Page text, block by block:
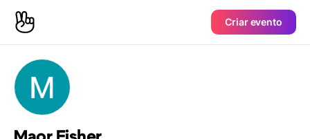
Criar evento